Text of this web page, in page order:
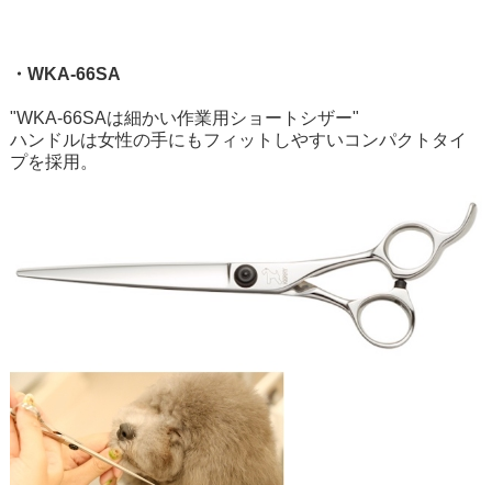
・WKA-66SA
"WKA-66SAは細かい作業用ショートシザー"
ハンドルは女性の手にもフィットしやすいコンパクトタイ
プを採用。